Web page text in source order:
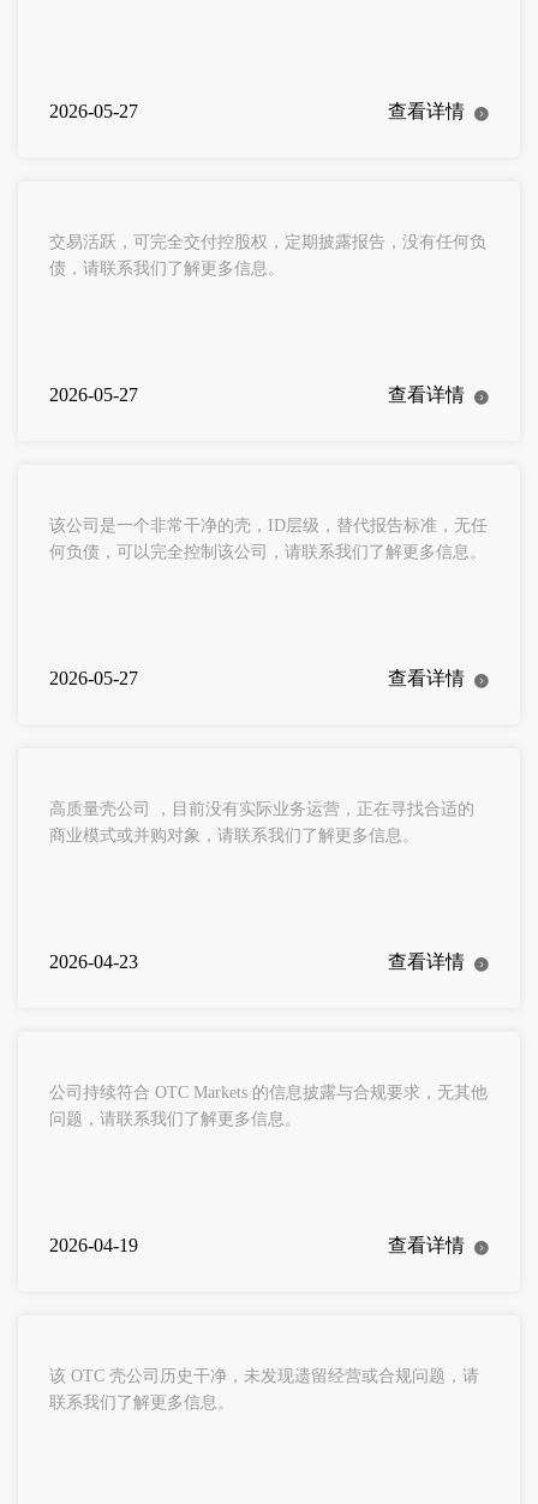
2026-05-27 查看详情
交易活跃，可完全交付控股权，定期披露报告，没有任何负
债，请联系我们了解更多信息。
2026-05-27 查看详情
该公司是一个非常干净的壳，ID层级，替代报告标准，无任
何负债，可以完全控制该公司，请联系我们了解更多信息。
2026-05-27 查看详情
高质量壳公司 ，目前没有实际业务运营，正在寻找合适的
商业模式或并购对象，请联系我们了解更多信息。
2026-04-23 查看详情
公司持续符合 OTC Markets 的信息披露与合规要求，无其他
问题，请联系我们了解更多信息。
2026-04-19 查看详情
该 OTC 壳公司历史干净，未发现遗留经营或合规问题，请
联系我们了解更多信息。